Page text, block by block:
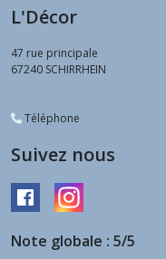
L'Décor
47 rue principale
67240 SCHIRRHEIN
Téléphone
Suivez nous
Note globale : 5/5